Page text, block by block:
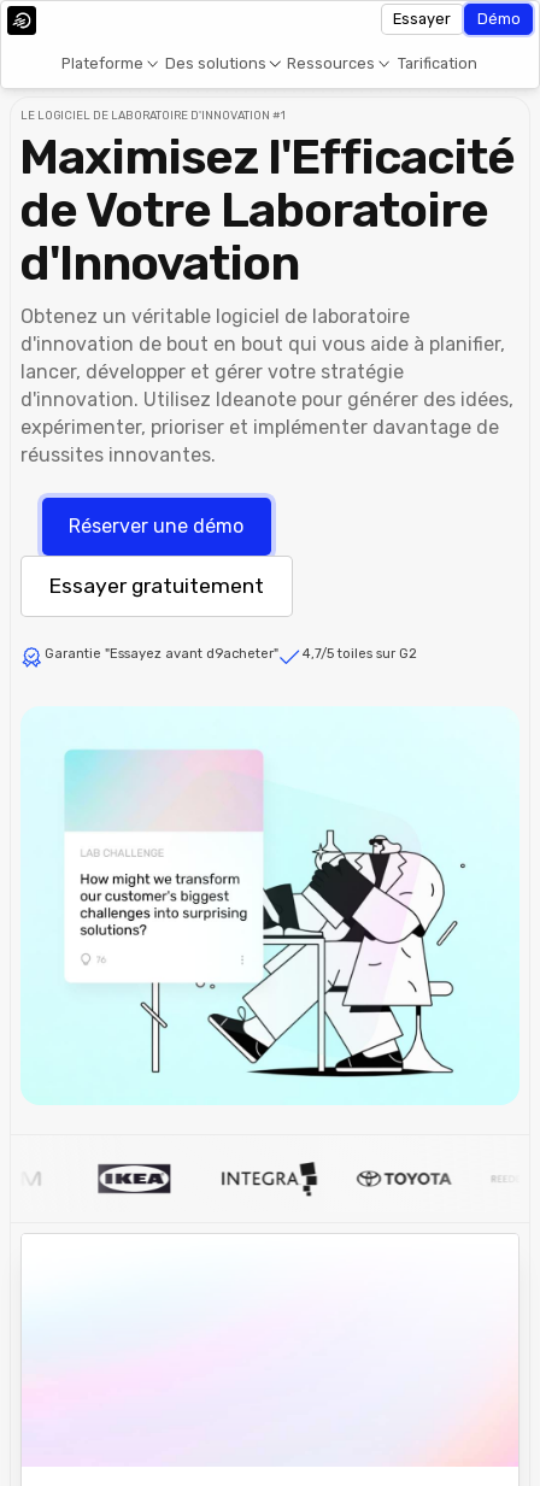
Plateforme Des solutions Ressources Tarification
Essayer Démo
LE LOGICIEL DE LABORATOIRE D'INNOVATION #1
Maximisez l'Efficacité
de Votre Laboratoire
d'Innovation
Obtenez un véritable logiciel de laboratoire
d'innovation de bout en bout qui vous aide à planifier,
lancer, développer et gérer votre stratégie
d'innovation. Utilisez Ideanote pour générer des idées,
expérimenter, prioriser et implémenter davantage de
réussites innovantes.
Réserver une démo
Essayer gratuitement
Garantie "Essayez avant d9acheter" 4,7/5 toiles sur G2